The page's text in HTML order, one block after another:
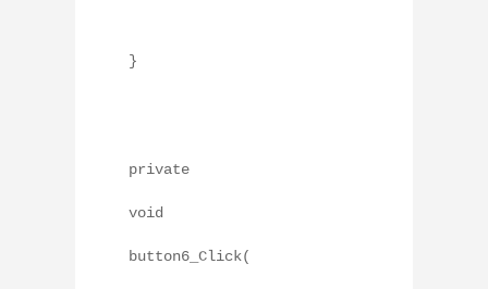
}
private
void
button6_Click(